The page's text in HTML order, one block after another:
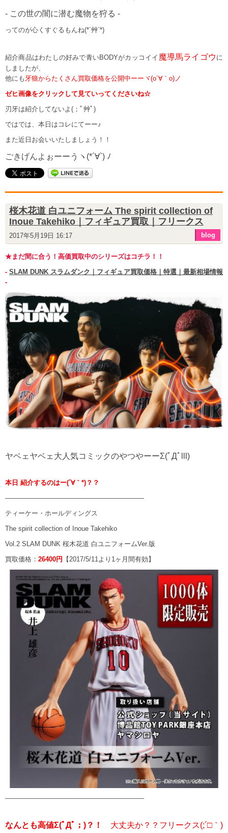
- この世の闇に潜む魔物を狩る -
ってのが心くすぐるもんね(*´艸`*)
紹介商品はわたしの好みで青いBODYがカッコイイ 魔導馬ライゴウ に
しましたが、
他にも 牙狼からたくさん買取価格を公開中ーーヾ(o´∀｀o)ノ
ゼヒ画像をクリックして見ていってくださいね☆
刃牙は紹介してないよ(；ﾟ艸ﾟ)
ではでは、本日はコレにてーー♪
また近日お会いいたしましょう！！
ごきげんよぉーーうヽ(*´∀`) ﾉ
桜木花道 白ユニフォーム The spirit collection of
Inoue Takehiko｜フィギュア買取｜フリークス
2017年5月19日 16:17 blog
★まだ間に合う！高価買取中のシリーズはコチラ！！
-SLAM DUNK スラムダンク｜フィギュア買取価格｜特選｜最新相場情報
-
ヤベェヤベェ大人気コミックのやつやーーΣ(ﾟДﾟlll)
本日 紹介するのはー(´∀｀*)？？
—————————————————————
ティーケー・ホールディングス
The spirit collection of Inoue Takehiko
Vol.2 SLAM DUNK 桜木花道 白ユニフォームVer.版
買取価格： 26400円 【2017/5/11より1ヶ月間有効】
—————————————————————
なんとも高値Σ(ﾟДﾟ；)？！
大丈夫か？？フリークス(;´□｀)